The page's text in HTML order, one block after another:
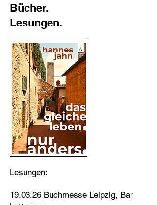
Bücher.
Lesungen.
Lesungen:
19.03.26 Buchmesse Leipzig, Bar